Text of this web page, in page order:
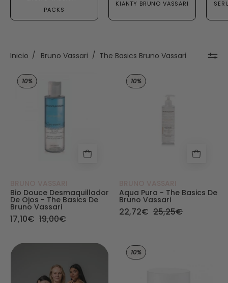
PACKS
KIANTY BRUNO VASSARI
Inicio / Bruno Vassari / The Basics Bruno Vassari
Bio Douce desmaquillador de ojos - The
10%
Bio Douce Desmaquillador
De Ojos - The Basics De
Bruno Vassari
17,10€ 19,00€
10%
Aqua Pura - The Basics De
Bruno Vassari
22,72€ 25,25€
10%